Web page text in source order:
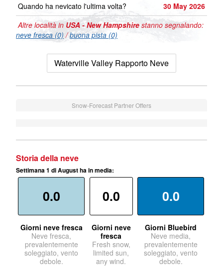
Quando ha nevicato l'ultima volta?
30 May 2026
Altre località in USA - New Hampshire stanno segnalando:
neve fresca (0) /buona pista (0)
Waterville Valley Rapporto Neve
Snow-Forecast Partner Offers
Storia della neve
Settimana 1 di August ha in media:
0.0
Giorni neve fresca
Neve fresca,
prevalentemente
soleggiato, vento
debole.
0.0
Giorni neve
fresca
Fresh snow,
limited sun,
any wind.
0.0
Giorni Bluebird
Neve media,
prevalentemente
soleggiato, vento
debole.